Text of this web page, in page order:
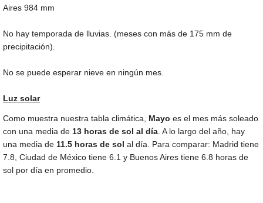
Aires 984 mm
No hay temporada de lluvias. (meses con más de 175 mm de
precipitación).
No se puede esperar nieve en ningún mes.
Luz solar
Como muestra nuestra tabla climática, Mayo es el mes más soleado
con una media de 13 horas de sol al día . A lo largo del año, hay
una media de 11.5 horas de sol al día. Para comparar: Madrid tiene
7.8, Ciudad de México tiene 6.1 y Buenos Aires tiene 6.8 horas de
sol por día en promedio.